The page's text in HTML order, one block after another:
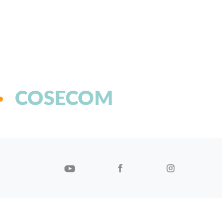
COSECOM